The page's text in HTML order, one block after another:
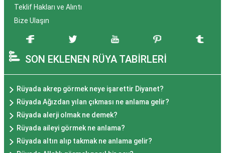
Teklif Hakları ve Alıntı
Bize Ulaşın
SON EKLENEN RÜYA TABİRLERİ
Rüyada akrep görmek neye işarettir Diyanet?
Rüyada Ağızdan yılan çıkması ne anlama gelir?
Rüyada alerji olmak ne demek?
Rüyada aileyi görmek ne anlama?
Rüyada altın alıp takmak ne anlama gelir?